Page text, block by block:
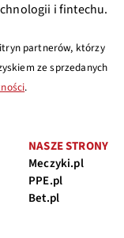
i fintechu.
partnerów, którzy
ze sprzedanych
.
NASZE STRONY
Meczyki.pl
PPE.pl
Bet.pl